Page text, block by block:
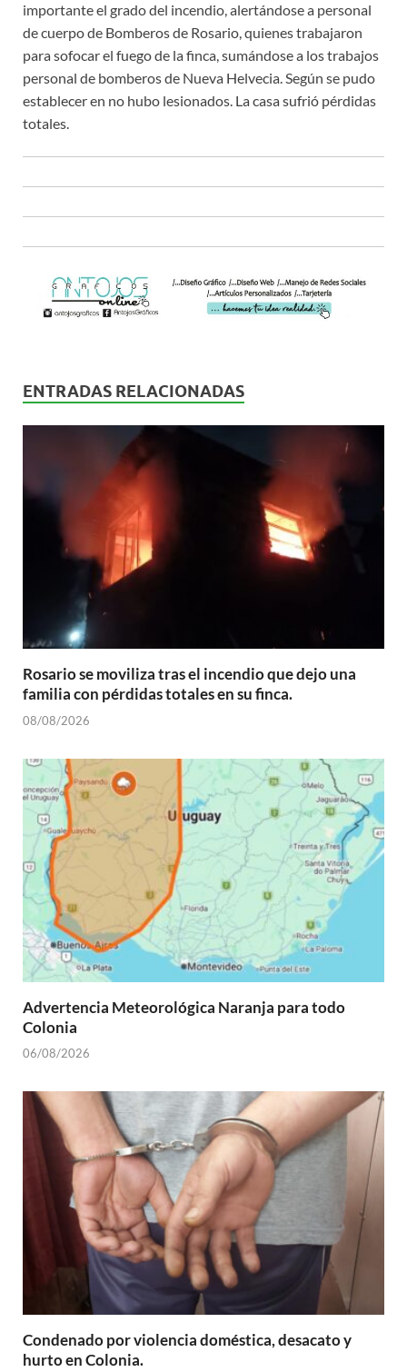
importante el grado del incendio, alertándose a personal
de cuerpo de Bomberos de Rosario, quienes trabajaron
para sofocar el fuego de la finca, sumándose a los trabajos
personal de bomberos de Nueva Helvecia. Según se pudo
establecer en no hubo lesionados. La casa sufrió pérdidas
totales.
ENTRADAS RELACIONADAS
Rosario se moviliza tras el incendio que dejo una
familia con pérdidas totales en su finca.
08/08/2026
Advertencia Meteorológica Naranja para todo
Colonia
06/08/2026
Condenado por violencia doméstica, desacato y
hurto en Colonia.